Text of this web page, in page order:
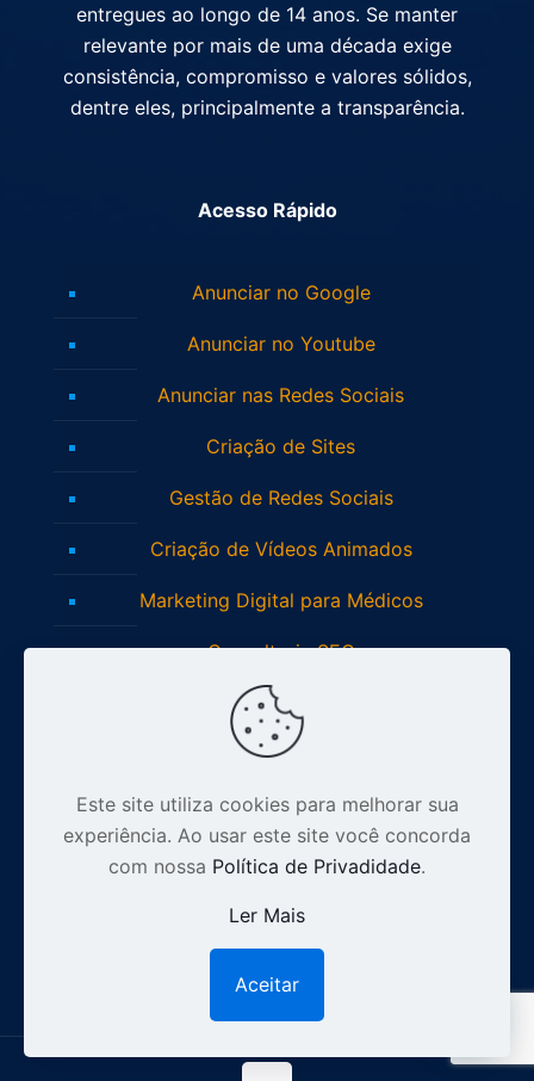
entregues ao longo de 14 anos. Se manter
relevante por mais de uma década exige
consistência, compromisso e valores sólidos,
dentre eles, principalmente a transparência.
Acesso Rápido
Anunciar no Google
Anunciar no Youtube
Anunciar nas Redes Sociais
Criação de Sites
Gestão de Redes Sociais
Criação de Vídeos Animados
Marketing Digital para Médicos
Consultoria SEO
Inscreva-se no Youtube
Este site utiliza cookies para melhorar sua
experiência. Ao usar este site você concorda
com nossa Política de Privadidade.
Ler Mais
Aceitar